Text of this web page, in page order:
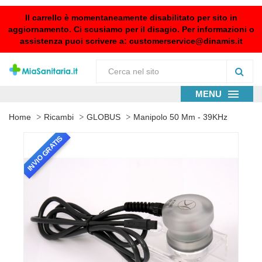
Il carrello è momentaneamente disabilitato per sito in
aggiornamento. Ci scusiamo per il disagio. Per informazioni o
assistenza puoi scrivere a: customerservice@dinamis.it
MENU
Home Ricambi GLOBUS Manipolo 50 Mm - 39KHz
INVIO GRATIS